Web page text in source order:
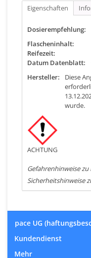
Eigenschaften
Dosierempfehlung:
Flascheninhalt:
Reifezeit:
Datum Datenblatt:
Hersteller:
Diese
wurde.
ACHTUNG
Gefahrenhinweise zu
Sicherheitshinweise
pace UG
Kundendienst
Mehr